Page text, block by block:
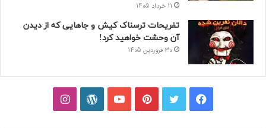
11 خرداد 1405
تفریحات ترسناک کیش و جاهایی که از دیدن
آن وحشت خواهید کرد!
30 فروردین 1405
فیسبوکتوییترپینتریستیوتیوبوردپرساینستاگرام